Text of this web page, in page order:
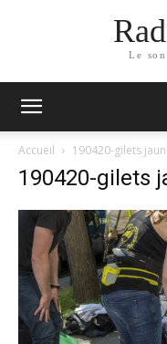
Le
Accueil 190420-gilets
190420-gilets